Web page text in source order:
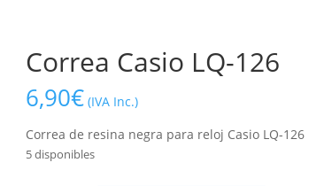
Correa Casio LQ-126
6,90€ (IVA Inc.)
Correa de resina negra para reloj Casio LQ-126
5 disponibles